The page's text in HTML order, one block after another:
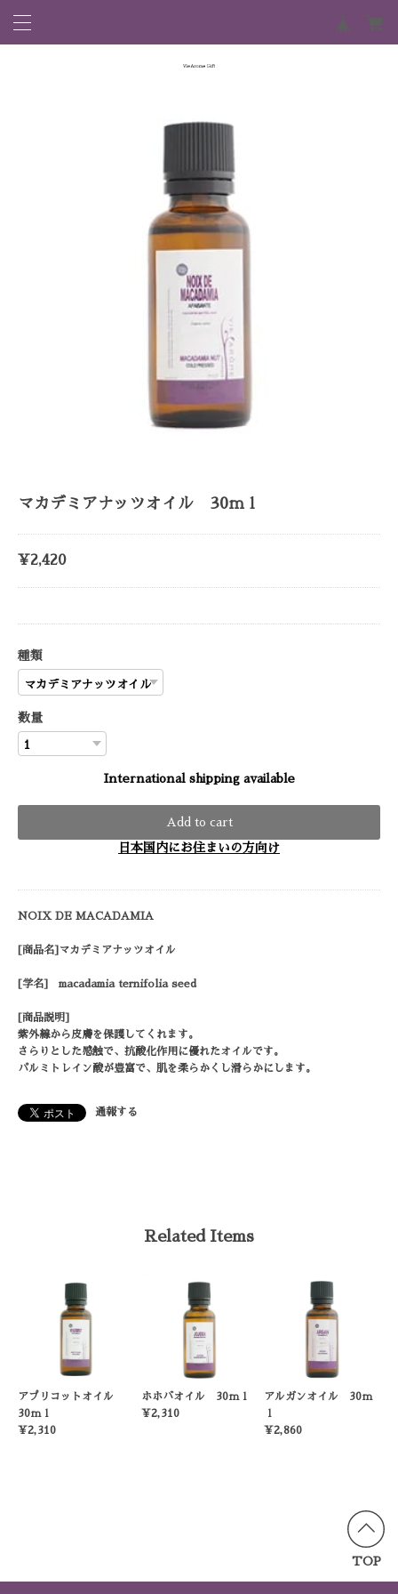
マカデミアナッツオイル 30ｍｌ
¥2,420
種類
数量
International shipping available
Add to cart
日本国内にお住まいの方向け
NOIX DE MACADAMIA
[商品名]マカデミアナッツオイル
[学名] macadamia ternifolia seed
[商品説明]
紫外線から皮膚を保護してくれます。
さらりとした感触で、抗酸化作用に優れたオイルです。
パルミトレイン酸が豊富で、肌を柔らかくし滑らかにします。
通報する
Related Items
アプリコットオイル
30ｍｌ
¥2,310
ホホバオイル 30ｍｌ
¥2,310
アルガンオイル 30ｍ
ｌ
¥2,860
TOP